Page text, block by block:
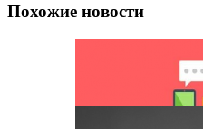
Похожие новости